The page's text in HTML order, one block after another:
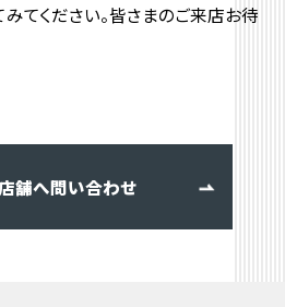
てください。皆さまのご来店お待
店舗へ問い合わせ